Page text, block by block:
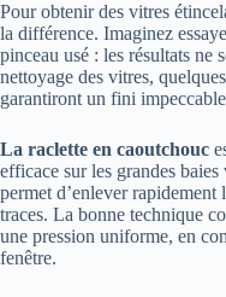
Pour obtenir des vitres
la différence. Imaginez
pinceau usé : les résultats ne
nettoyage des vitres,
garantiront un fini
La raclette en caoutchouc
efficace sur les grandes
permet d’enlever rapidement
traces. La bonne technique
une pression uniforme, en
fenêtre.